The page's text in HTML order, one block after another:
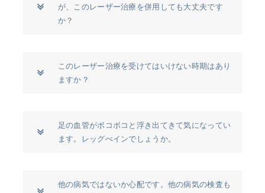
が、このレーザー治療を併用しても大丈夫です
か？
このレーザー治療を受けてはいけない時期はあり
ますか？
足の血管がボコボコと浮き出てきて気になってい
ます。レッグべインでしょうか。
他の病気ではないか心配です。他の病気の検査も